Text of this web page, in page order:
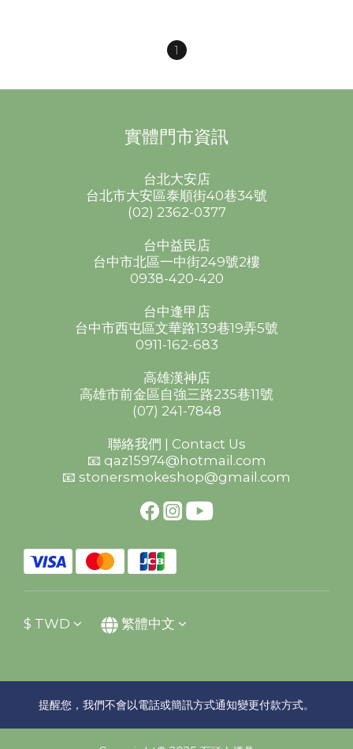
1
實體門市資訊
台北大安店
台北市大安區泰順街40巷34號
(02) 2362-0377
台中益民店
台中市北區一中街249號2樓
0938-420-420
台中逢甲店
台中市西屯區文華路139巷19弄5號
0911-162-683
高雄漢神店
高雄市前金區自強三路235巷11號
(07) 241-7848
聯絡我們 | Contact Us
📧 qaz15974@hotmail.com
📧 stonersmokeshop@gmail.com
$ TWD 繁體中文
提醒您，我們不會以電話或簡訊方式通知變更付款方式。